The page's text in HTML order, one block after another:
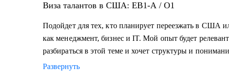
Виза талантов в США: EB1-A / O1
Подойдет для тех, кто планирует переезжать в США
как менеджмент, бизнес и IT. Мой опыт будет
разбираться в этой теме и хочет структуры и
Развернуть